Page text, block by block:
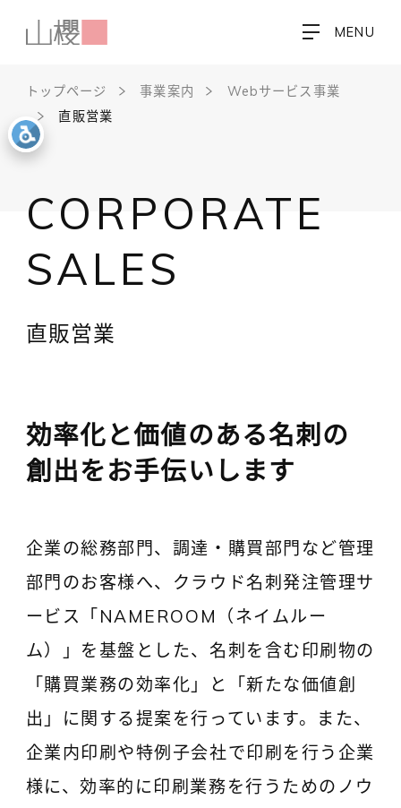
MENU
トップページ 事業案内
Webサービス事業
直販営業
CORPORATE
SALES
直販営業
効率化と価値のある名刺の
創出をお手伝いします
企業の総務部門、調達・購買部門など管理
部門のお客様へ、クラウド名刺発注管理サ
ービス「NAMEROOM（ネイムルー
ム）」を基盤とした、名刺を含む印刷物の
「購買業務の効率化」と「新たな価値創
出」に関する提案を行っています。また、
企業内印刷や特例子会社で印刷を行う企業
様に、効率的に印刷業務を行うためのノウ